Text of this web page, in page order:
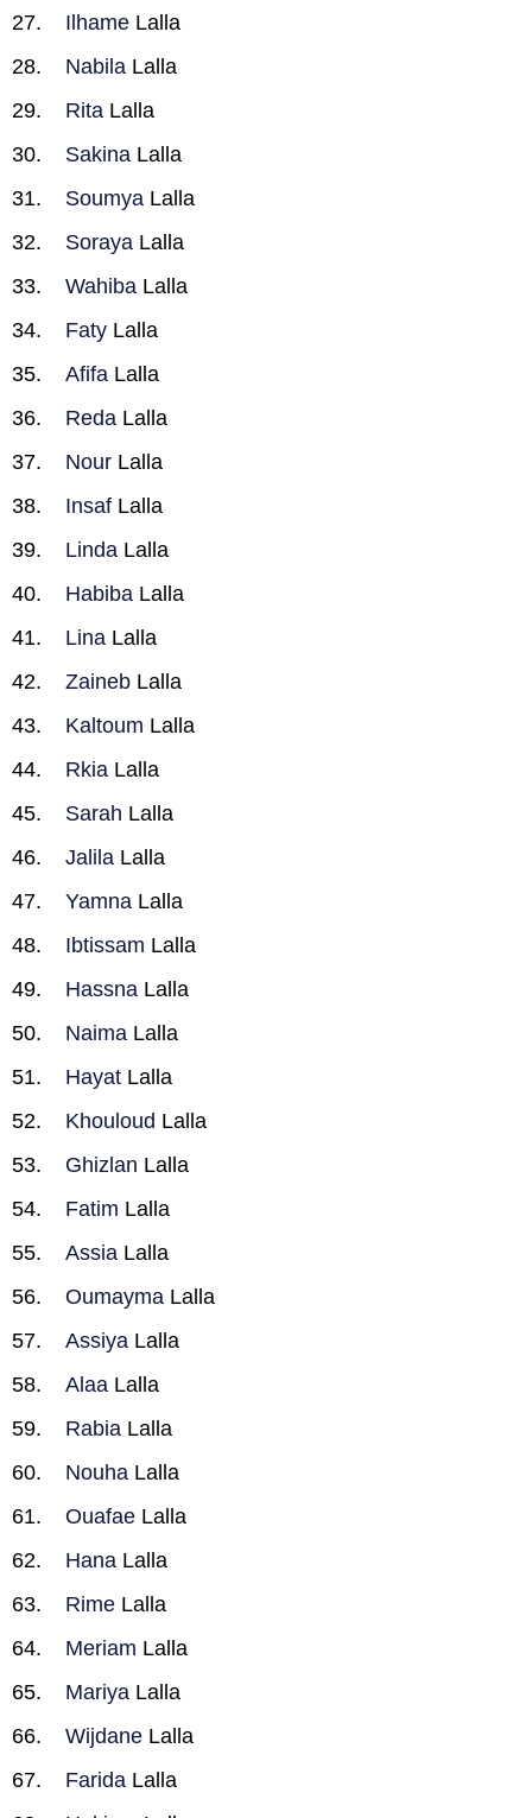
Ilhame Lalla
Nabila Lalla
Rita Lalla
Sakina Lalla
Soumya Lalla
Soraya Lalla
Wahiba Lalla
Faty Lalla
Afifa Lalla
Reda Lalla
Nour Lalla
Insaf Lalla
Linda Lalla
Habiba Lalla
Lina Lalla
Zaineb Lalla
Kaltoum Lalla
Rkia Lalla
Sarah Lalla
Jalila Lalla
Yamna Lalla
Ibtissam Lalla
Hassna Lalla
Naima Lalla
Hayat Lalla
Khouloud Lalla
Ghizlan Lalla
Fatim Lalla
Assia Lalla
Oumayma Lalla
Assiya Lalla
Alaa Lalla
Rabia Lalla
Nouha Lalla
Ouafae Lalla
Hana Lalla
Rime Lalla
Meriam Lalla
Mariya Lalla
Wijdane Lalla
Farida Lalla